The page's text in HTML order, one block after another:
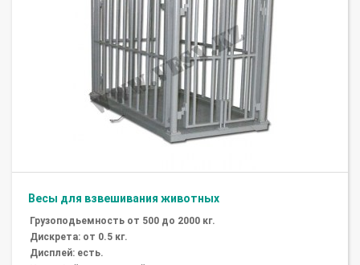
Весы для взвешивания животных
Грузоподьемность от 500 до 2000 кг.
Дискрета: от 0.5 кг.
Дисплей: есть.